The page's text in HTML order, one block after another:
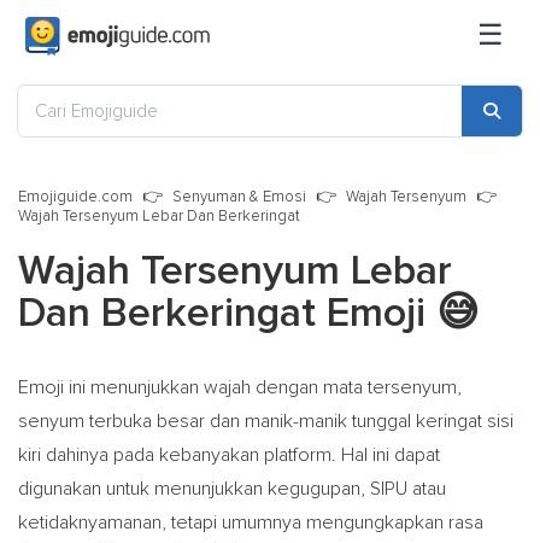
☰
Emojiguide.com Senyuman & Emosi
Wajah Tersenyum
Wajah Tersenyum Lebar Dan Berkeringat
Wajah Tersenyum Lebar
Dan Berkeringat Emoji 😅
Emoji ini menunjukkan wajah dengan mata tersenyum,
senyum terbuka besar dan manik-manik tunggal keringat sisi
kiri dahinya pada kebanyakan platform. Hal ini dapat
digunakan untuk menunjukkan kegugupan, SIPU atau
ketidaknyamanan, tetapi umumnya mengungkapkan rasa